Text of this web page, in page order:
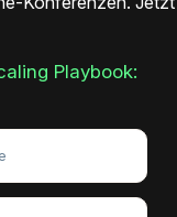
Playbook: